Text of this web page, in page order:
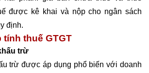
được kê khai và nộp cho ngân sách
định.
thuế GTGT
trừ
trừ được áp dụng phổ biến với doanh